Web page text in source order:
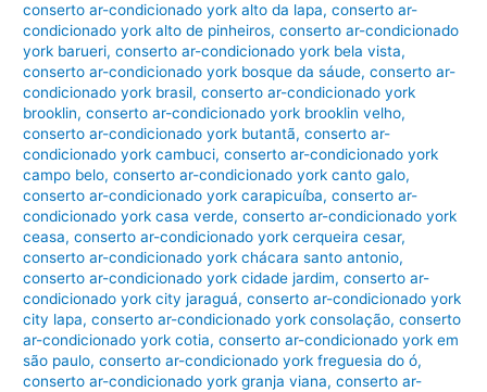
conserto ar-condicionado york alto da lapa,conserto ar-
condicionado york alto de pinheiros,conserto ar-condicionado
york barueri,conserto ar-condicionado york bela vista,
conserto ar-condicionado york bosque da sáude,conserto ar-
condicionado york brasil,conserto ar-condicionado york
brooklin,conserto ar-condicionado york brooklin velho,
conserto ar-condicionado york butantã,conserto ar-
condicionado york cambuci,conserto ar-condicionado york
campo belo,conserto ar-condicionado york canto galo,
conserto ar-condicionado york carapicuíba,conserto ar-
condicionado york casa verde,conserto ar-condicionado york
ceasa,conserto ar-condicionado york cerqueira cesar,
conserto ar-condicionado york chácara santo antonio,
conserto ar-condicionado york cidade jardim,conserto ar-
condicionado york city jaraguá,conserto ar-condicionado york
city lapa,conserto ar-condicionado york consolação,conserto
ar-condicionado york cotia,conserto ar-condicionado york em
são paulo,conserto ar-condicionado york freguesia do ó,
conserto ar-condicionado york granja viana,conserto ar-